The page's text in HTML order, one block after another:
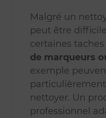
Malgré un
peut être
certaines taches
de marqueurs
exemple
nettoyer. Un
professionnel